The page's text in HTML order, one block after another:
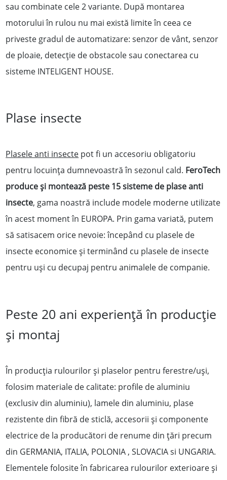
sau combinate cele 2 variante. După montarea
motorului în rulou nu mai există limite în ceea ce
priveste gradul de automatizare: senzor de vânt, senzor
de ploaie, detecție de obstacole sau conectarea cu
sisteme INTELIGENT HOUSE.
Plase insecte
Plasele anti insecte pot fi un accesoriu obligatoriu
pentru locuința dumnevoastră în sezonul cald. FeroTech
produce și montează peste 15 sisteme de plase anti
insecte, gama noastră include modele moderne utilizate
în acest moment în EUROPA. Prin gama variată, putem
să satisacem orice nevoie: începând cu plasele de
insecte economice și terminând cu plasele de insecte
pentru uși cu decupaj pentru animalele de companie.
Peste 20 ani experienţă în producție
și montaj
În producţia rulourilor şi plaselor pentru ferestre/uşi,
folosim materiale de calitate: profile de aluminiu
(exclusiv din aluminiu), lamele din aluminiu, plase
rezistente din fibră de sticlă, accesorii şi componente
electrice de la producători de renume din ţări precum
din GERMANIA, ITALIA, POLONIA , SLOVACIA si UNGARIA.
Elementele folosite în fabricarea rulourilor exterioare și